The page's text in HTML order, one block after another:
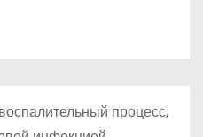
процесс,